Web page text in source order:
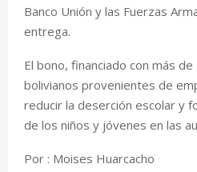
Banco Unión y las Fuerzas
entrega.
El bono, financiado con más
bolivianos provenientes de
reducir la deserción escolar y
de los niños y jóvenes en las
Por : Moises Huarcacho